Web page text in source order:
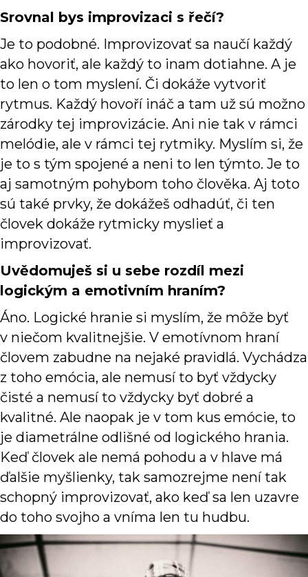
Srovnal bys improvizaci s řečí?
Je to podobné. Improvizovať sa naučí každý
ako hovoriť, ale každý to inam dotiahne. A je
to len o tom myslení. Či dokáže vytvoriť
rytmus. Každý hovoří ináč a tam už sú možno
zárodky tej improvizácie. Ani nie tak v rámci
melódie, ale v rámci tej rytmiky. Myslím si, že
je to s tým spojené a neni to len týmto. Je to
aj samotným pohybom toho člověka. Aj toto
sú také prvky, že dokážeš odhadúť, či ten
človek dokáže rytmicky myslieť a
improvizovať.
Uvědomuješ si u sebe rozdíl mezi
logickým a emotivním hraním?
Áno. Logické hranie si myslím, že môže byť
v niečom kvalitnejšie. V emotívnom hraní
človem zabudne na nejaké pravidlá. Vychádza
z toho emócia, ale nemusí to byť vždycky
čisté a nemusí to vždycky byť dobré a
kvalitné. Ale naopak je v tom kus emócie, to
je diametrálne odlišné od logického hrania.
Keď človek ale nemá pohodu a v hlave má
ďalšie myšlienky, tak samozrejme není tak
schopný improvizovať, ako keď sa len uzavre
do toho svojho a vníma len tu hudbu.